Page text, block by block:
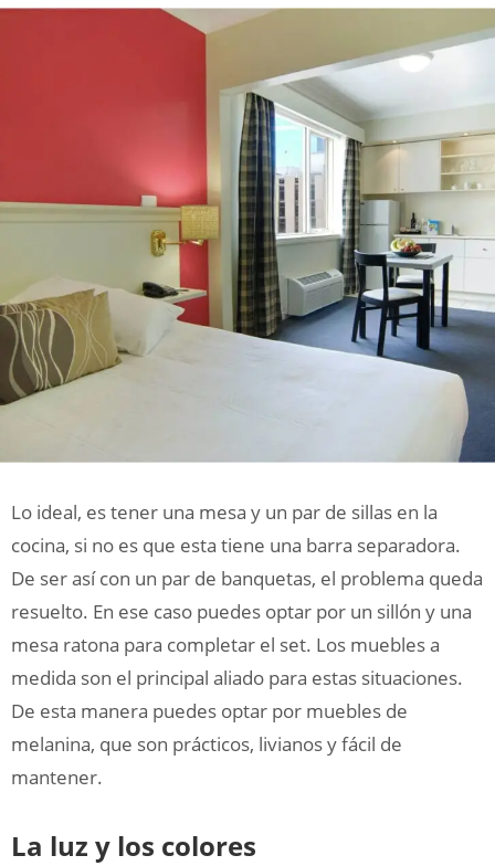
Lo ideal, es tener una mesa y un par de sillas en la
cocina, si no es que esta tiene una barra separadora.
De ser así con un par de banquetas, el problema queda
resuelto. En ese caso puedes optar por un sillón y una
mesa ratona para completar el set. Los muebles a
medida son el principal aliado para estas situaciones.
De esta manera puedes optar por muebles de
melanina, que son prácticos, livianos y fácil de
mantener.
La luz y los colores